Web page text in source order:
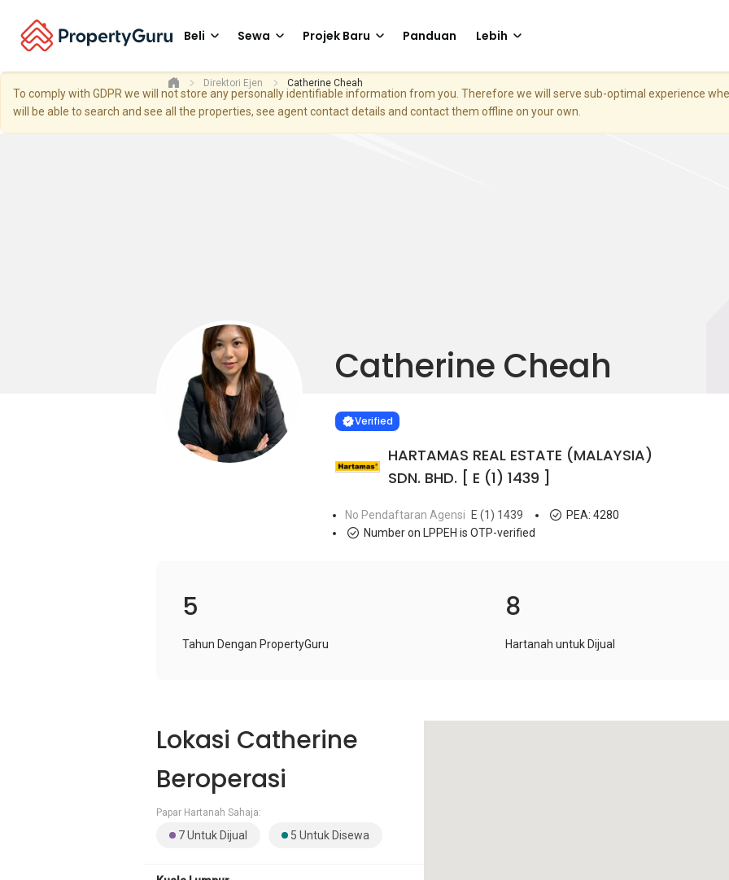
Beli Sewa Projek Baru Panduan Lebih
To comply with GDPR we will not store any personally identifiable information from you. Therefore we will serve sub-optimal experience
will be able to search and see all the properties, see agent contact details and contact them offline on your own.
Direktori Ejen Catherine Cheah
Catherine Cheah
VERIFIED
Verified
HARTAMAS REAL ESTATE (MALAYSIA)
SDN. BHD. [ E (1) 1439 ]
No Pendaftaran Agensi E (1) 1439 PEA: 4280
Number on LPPEH is OTP-verified
5
Tahun Dengan PropertyGuru
8
Hartanah untuk Dijual
Lokasi Catherine
Beroperasi
Papar Hartanah Sahaja:
7 Untuk Dijual 5 Untuk Disewa
Learn more